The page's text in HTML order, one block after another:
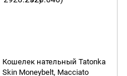
Кошелек нательный Tatonka
Skin Moneybelt, Macciato